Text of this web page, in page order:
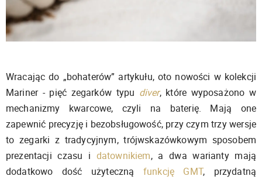
Wracając do „bohaterów” artykułu, oto nowości w kolekcji
Mariner - pięć zegarków typu diver, które wyposażono w
mechanizmy kwarcowe, czyli na baterię. Mają one
zapewnić precyzję i bezobsługowość, przy czym trzy wersje
to zegarki z tradycyjnym, trójwskazówkowym sposobem
prezentacji czasu i datownikiem, a dwa warianty mają
dodatkowo dość użyteczną funkcję GMT, przydatną